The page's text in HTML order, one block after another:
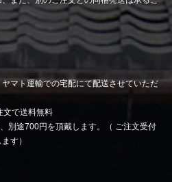
マト運輸での宅配にて配送させていただ
文で送料無料
別途700円を頂戴します。（ ご注文受付
す）